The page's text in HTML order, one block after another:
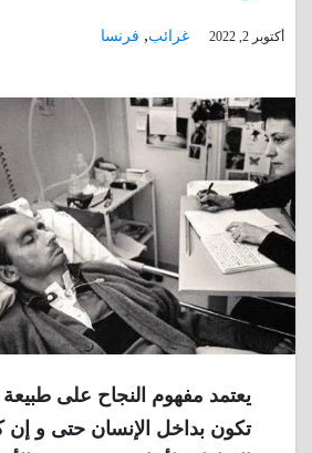
أكتوبر 2, 2022 غرائب, فرنسا
يعتمد مفهوم النجاح على طبيعة
تكون بداخل الإنسان حتى و